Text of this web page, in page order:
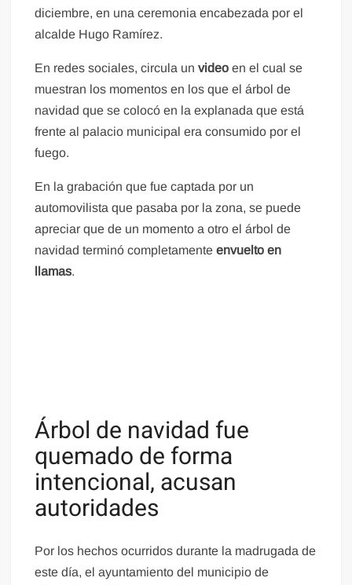
diciembre, en una ceremonia encabezada por el
alcalde Hugo Ramírez.
En redes sociales, circula unvideo en el cual se
muestran los momentos en los que el árbol de
navidad que se colocó en la explanada que está
frente al palacio municipal era consumido por el
fuego.
En la grabación que fue captada por un
automovilista que pasaba por la zona, se puede
apreciar que de un momento a otro el árbol de
navidad terminó completamenteenvuelto en
llamas.
Árbol de navidad fue
quemado de forma
intencional, acusan
autoridades
Por los hechos ocurridos durante la madrugada de
este día, el ayuntamiento del municipio de